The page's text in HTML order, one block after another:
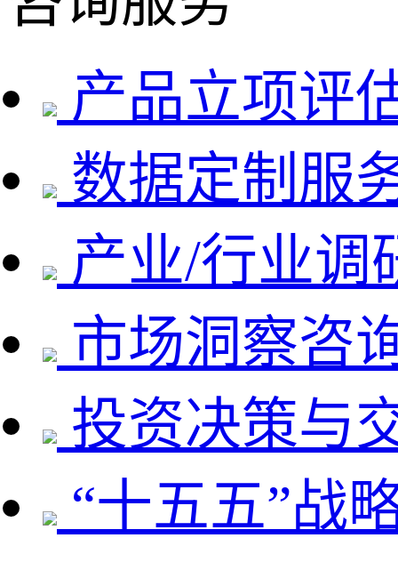
产品立项评
数据定制服
产业/行业调
市场洞察咨
投资决策与
“十五五”战